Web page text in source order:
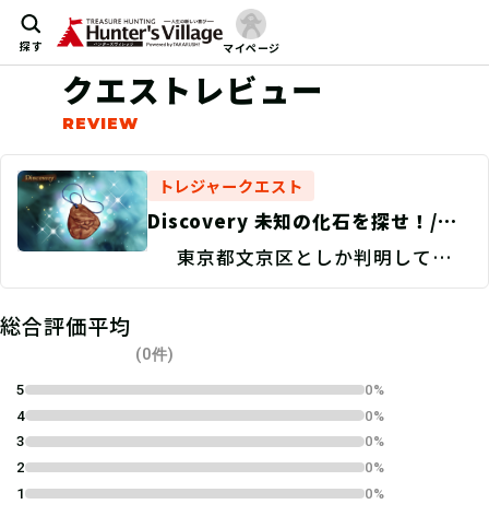
探す マイページ
クエストレビュー
トレジャークエスト
Discovery 未知の化石を探せ！/現
地捜索東京都文京区としか判明していな
い。
総合評価平均
(0件)
5
0%
4
0%
3
0%
2
0%
1
0%